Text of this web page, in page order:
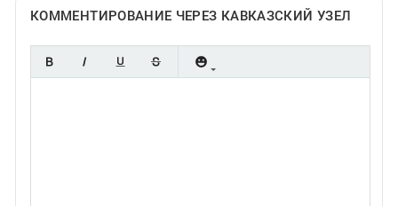
КОММЕНТИРОВАНИЕ ЧЕРЕЗ КАВКАЗСКИЙ УЗЕЛ